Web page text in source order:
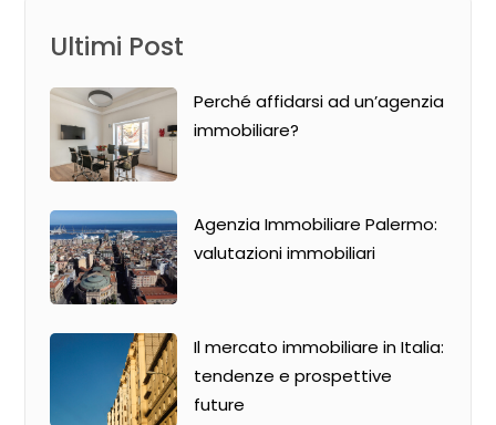
Ultimi Post
Perché affidarsi ad un’agenzia
immobiliare?
Agenzia Immobiliare Palermo:
valutazioni immobiliari
Il mercato immobiliare in Italia:
tendenze e prospettive
future